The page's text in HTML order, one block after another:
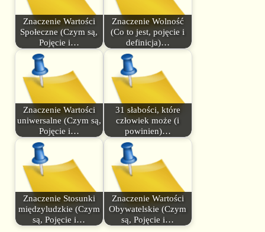
Znaczenie Wartości
Społeczne (Czym są,
Pojęcie i…
Znaczenie Wolność
(Co to jest, pojęcie i
definicja)…
Znaczenie Wartości
uniwersalne (Czym są,
Pojęcie i…
31 słabości, które
człowiek może (i
powinien)…
Znaczenie Stosunki
międzyludzkie (Czym
są, Pojęcie i…
Znaczenie Wartości
Obywatelskie (Czym
są, Pojęcie i…